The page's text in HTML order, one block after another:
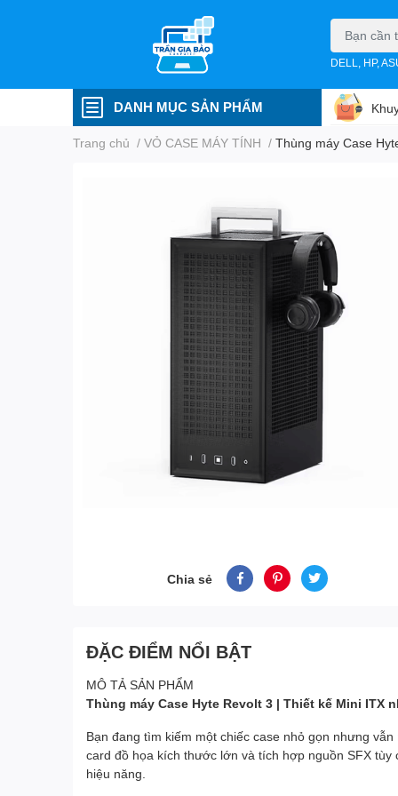
DELL, HP,
DANH MỤC SẢN PHẨM
Trang chủ / VỎ CASE MÁY TÍNH / Thùng máy Case
Chia sẻ
ĐẶC ĐIỂM NỔI BẬT
MÔ TẢ SẢN PHẨM
Thùng máy Case Hyte Revolt 3 | Thiết kế Mini ITX
Bạn đang tìm kiếm một chiếc case nhỏ gọn nhưng
card đồ họa kích thước lớn và tích hợp nguồn SFX
hiệu năng.